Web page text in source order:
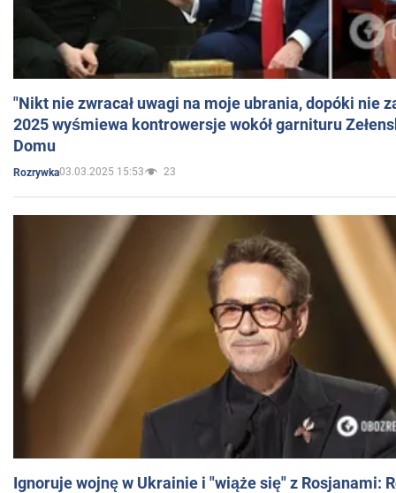
"Nikt nie zwracał uwagi na moje ubrania, dopóki nie
2025 wyśmiewa kontrowersje wokół garnituru
Domu
Rozrywka03.03.2025 15:53 23
Ignoruje wojnę w Ukrainie i "wiąże się" z Rosjanami: